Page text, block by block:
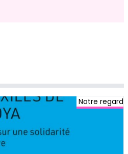
Notre regard